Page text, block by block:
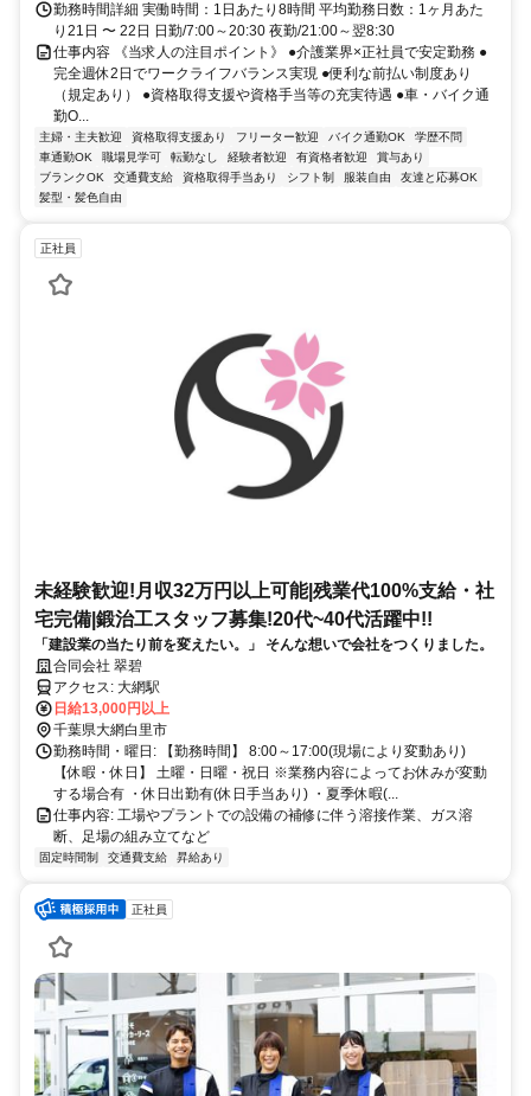
勤務時間詳細 実働時間：1日あたり8時間 平均勤務日数：1ヶ月あた
り21日 〜 22日 日勤/7:00～20:30 夜勤/21:00～翌8:30
仕事内容 《当求人の注目ポイント》 ●介護業界×正社員で安定勤務 ●
完全週休2日でワークライフバランス実現 ●便利な前払い制度あり
（規定あり） ●資格取得支援や資格手当等の充実待遇 ●車・バイク通
勤O...
主婦・主夫歓迎 資格取得支援あり フリーター歓迎 バイク通勤OK
学歴不問
車通勤OK
職場見学可 転勤なし 経験者歓迎 有資格者歓迎
賞与あり
ブランクOK
交通費支給 資格取得手当あり シフト制 服装自由
友達と応募OK
髪型・髪色自由
正社員
未経験歓迎!月収32万円以上可能|残業代100%支給・社
宅完備|鍛治工スタッフ募集!20代~40代活躍中!!
「建設業の当たり前を変えたい。」 そんな想いで会社をつくりました。
合同会社 翠碧
アクセス: 大網駅
日給13,000円以上
千葉県大網白里市
勤務時間・曜日: 【勤務時間】 8:00～17:00(現場により変動あり)
【休暇・休日】 土曜・日曜・祝日 ※業務内容によってお休みが変動
する場合有 ・休日出勤有(休日手当あり) ・夏季休暇(...
仕事内容: 工場やプラントでの設備の補修に伴う溶接作業、ガス溶
断、足場の組み立てなど
固定時間制 交通費支給 昇給あり
正社員